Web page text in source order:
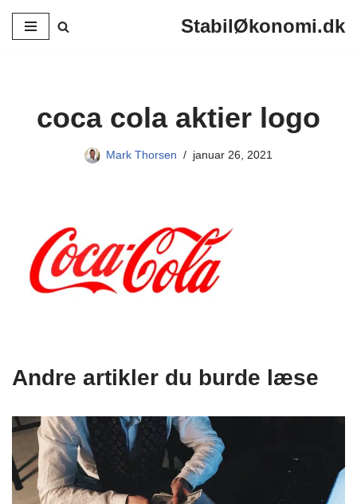
Spring
StabilØkonomi.dk
coca cola aktier logo
Mark Thorsen januar 26, 2021
Andre artikler du burde læse